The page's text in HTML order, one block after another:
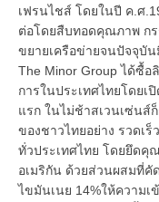
เฟรนไชส์ โดยในปี ค.ศ
ต่อโดยสืบทอดคุณภาพ ก
ขยายเครือข่ายจนปัจจุบั
The Minor Group ได้ซื้
การในประเทศไทยโดย
แรก ในไม่ช้าสเวนเซ่นส์
ของชาวไทยอย่าง รวดเ
ทั่วประเทศไทย โดยยึดคุ
อเมริกัน ด้วยส่วนผสมที่คั
ไขมันเนย 14%ให้ความ